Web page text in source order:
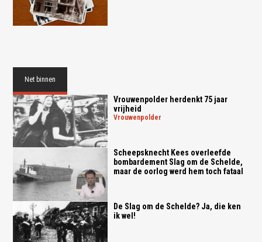
Net binnen
Vrouwenpolder herdenkt 75 jaar
vrijheid
vrouwenpolder
Scheepsknecht Kees overleefde
bombardement Slag om de Schelde,
maar de oorlog werd hem toch fataal
De Slag om de Schelde? Ja, die ken
ik wel!